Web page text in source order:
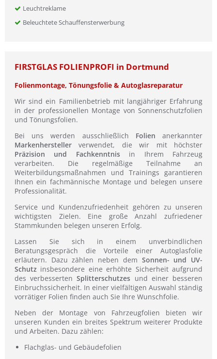
Leuchtreklame
Beleuchtete Schauffensterwerbung
FIRSTGLAS FOLIENPROFI in Dortmund
Folienmontage, Tönungsfolie & Autoglasreparatur
Wir sind ein Familienbetrieb mit langjähriger Erfahrung
in der professionellen Montage von Sonnenschutzfolien
und Tönungsfolien.
Bei uns werden ausschließlich Folien anerkannter
Markenhersteller verwendet, die wir mit höchster
Präzision und Fachkenntnisin Ihrem Fahrzeug
verarbeiten. Die regelmäßige Teilnahme an
Weiterbildungsmaßnahmen und Trainings garantieren
Ihnen ein fachmännische Montage und belegen unsere
Professionalität.
Service und Kundenzufriedenheit gehören zu unseren
wichtigsten Zielen. Eine große Anzahl zufriedener
Stammkunden belegen unseren Erfolg.
Lassen Sie sich in einem unverbindlichen
Beratungsgespräch die Vorteile einer Autoglasfolie
erläutern. Dazu zählen neben dem Sonnen- und UV-
Schutz insbesondere eine erhöhte Sicherheit aufgrund
des verbessertenSplitterschutzes und einer besseren
Einbruchssicherheit. In einer vielfältigen Auswahl ständig
vorrätiger Folien finden auch Sie Ihre Wunschfolie.
Neben der Montage von Fahrzeugfolien bieten wir
unseren Kunden ein breites Spektrum weiterer Produkte
und Arbeiten. Dazu zählen:
Flachglas- und Gebäudefolien